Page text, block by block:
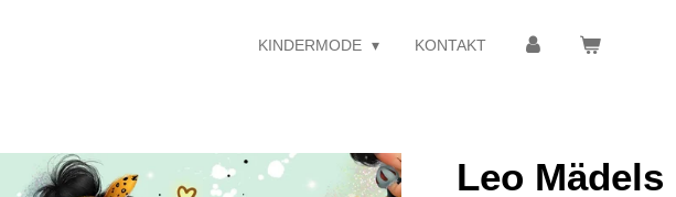
KINDERMODE KONTAKT
Leo Mädels